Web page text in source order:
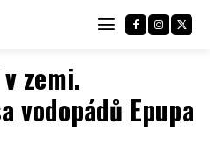
zemi.
vodopádů Epupa